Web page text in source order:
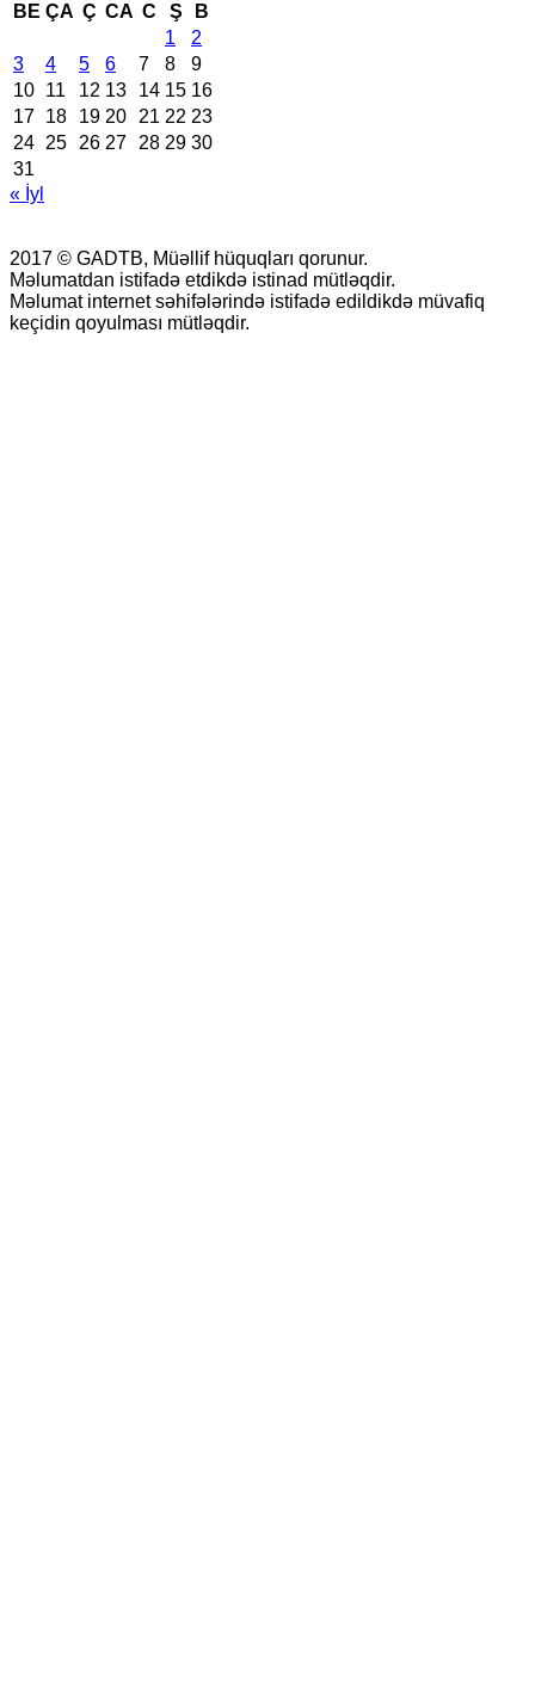
BE ÇA Ç CA C Ş
B
1
2
3
4 5 6 7 8
9
10 11 12 13 14 15 16
17 18 19 20 21 22 23
24 25 26 27 28 29 30
31
« İyl
2017 © GADTB, Müəllif hüquqları qorunur.
Məlumatdan istifadə etdikdə istinad mütləqdir.
Məlumat internet səhifələrində istifadə edildikdə müvafiq
keçidin qoyulması mütləqdir.